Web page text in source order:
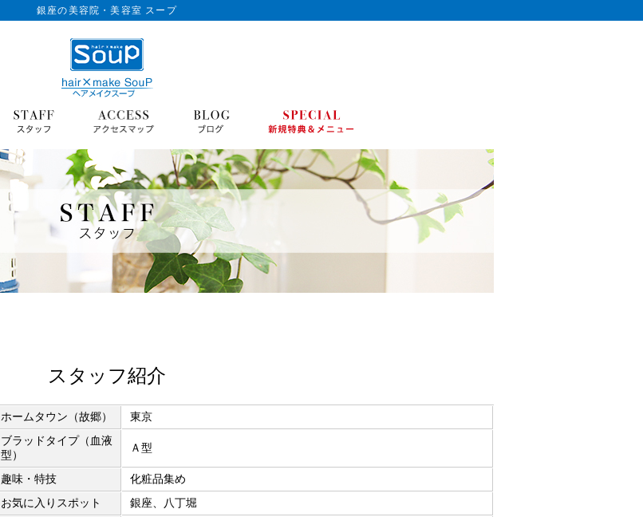
銀座の美容院・美容室 スープ
スタッフ紹介
ホームタウン（故郷）
東京
ブラッドタイプ（血液
型）
Ａ型
趣味・特技
化粧品集め
お気に入りスポット
銀座、八丁堀